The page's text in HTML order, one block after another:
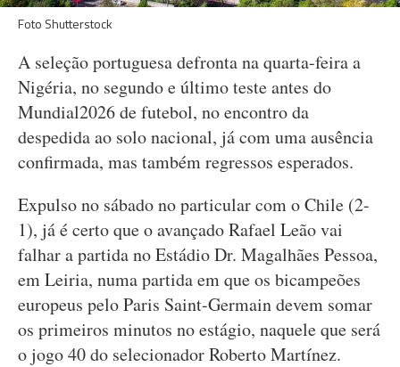
Foto Shutterstock
A seleção portuguesa defronta na quarta-feira a
Nigéria, no segundo e último teste antes do
Mundial2026 de futebol, no encontro da
despedida ao solo nacional, já com uma ausência
confirmada, mas também regressos esperados.
Expulso no sábado no particular com o Chile (2-
1), já é certo que o avançado Rafael Leão vai
falhar a partida no Estádio Dr. Magalhães Pessoa,
em Leiria, numa partida em que os bicampeões
europeus pelo Paris Saint-Germain devem somar
os primeiros minutos no estágio, naquele que será
o jogo 40 do selecionador Roberto Martínez.